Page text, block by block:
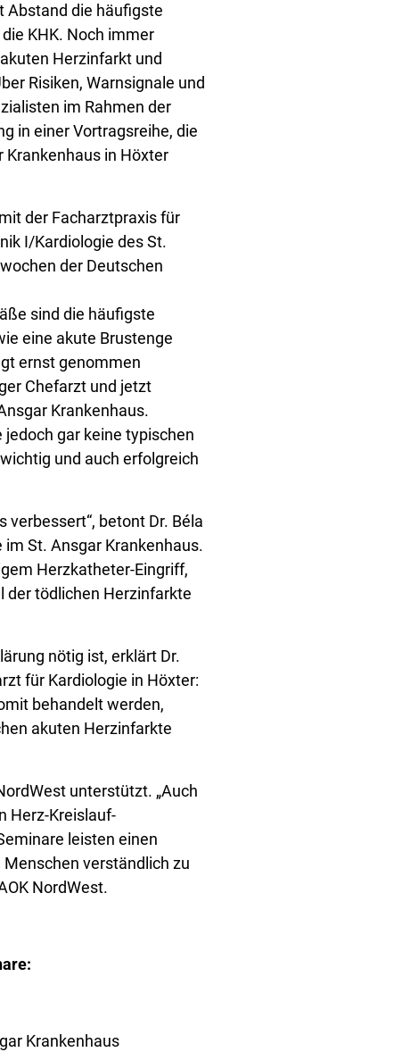
Abstand die häufigste
KHK. Noch immer
Herzinfarkt und
Risiken, Warnsignale und
im Rahmen der
in einer Vortragsreihe, die
Krankenhaus in Höxter
der Facharztpraxis für
I/Kardiologie des St.
der Deutschen
sind die häufigste
eine akute Brustenge
ernst genommen
Chefarzt und jetzt
Krankenhaus.
gar keine typischen
und auch erfolgreich
verbessert“, betont Dr. Béla
St. Ansgar Krankenhaus.
Herzkatheter-Eingriff,
der tödlichen Herzinfarkte
nötig ist, erklärt Dr.
für Kardiologie in Höxter:
behandelt werden,
akuten Herzinfarkte
unterstützt. „Auch
Herz-Kreislauf-
leisten einen
verständlich zu
NordWest.
Krankenhaus